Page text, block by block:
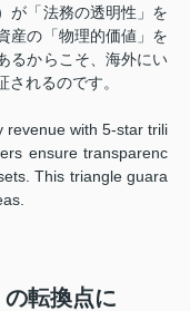
が「法務の透明性」を
産の「物理的価値」を
るからこそ、海外にい
れるのです。
revenue with 5-star trili
ensure transparenc
This triangle guara
転換点に